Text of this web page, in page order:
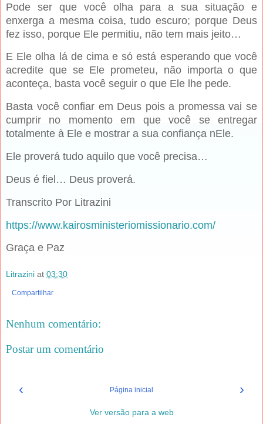
Pode ser que você olha para a sua situação e
enxerga a mesma coisa, tudo escuro; porque Deus
fez isso, porque Ele permitiu, não tem mais jeito…
E Ele olha lá de cima e só está esperando que você
acredite que se Ele prometeu, não importa o que
aconteça, basta você seguir o que Ele lhe pede.
Basta você confiar em Deus pois a promessa vai se
cumprir no momento em que você se entregar
totalmente à Ele e mostrar a sua confiança nEle.
Ele proverá tudo aquilo que você precisa…
Deus é fiel… Deus proverá.
Transcrito Por Litrazini
https://www.kairosministeriomissionario.com/
Graça e Paz
Litrazini at 03:30
Compartilhar
Nenhum comentário:
Postar um comentário
‹ ›
Página inicial
Ver versão para a web